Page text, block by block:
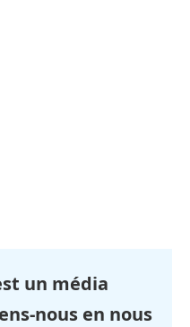
un média
nous en nous